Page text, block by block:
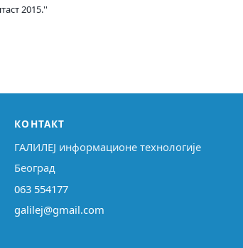
2015.''
КОНТАКТ
ГАЛИЛЕЈ информационе технологије
Београд
063 554177
galilej@gmail.com